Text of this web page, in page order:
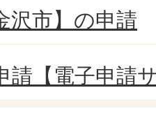
沢市】の申請
請【電子申請